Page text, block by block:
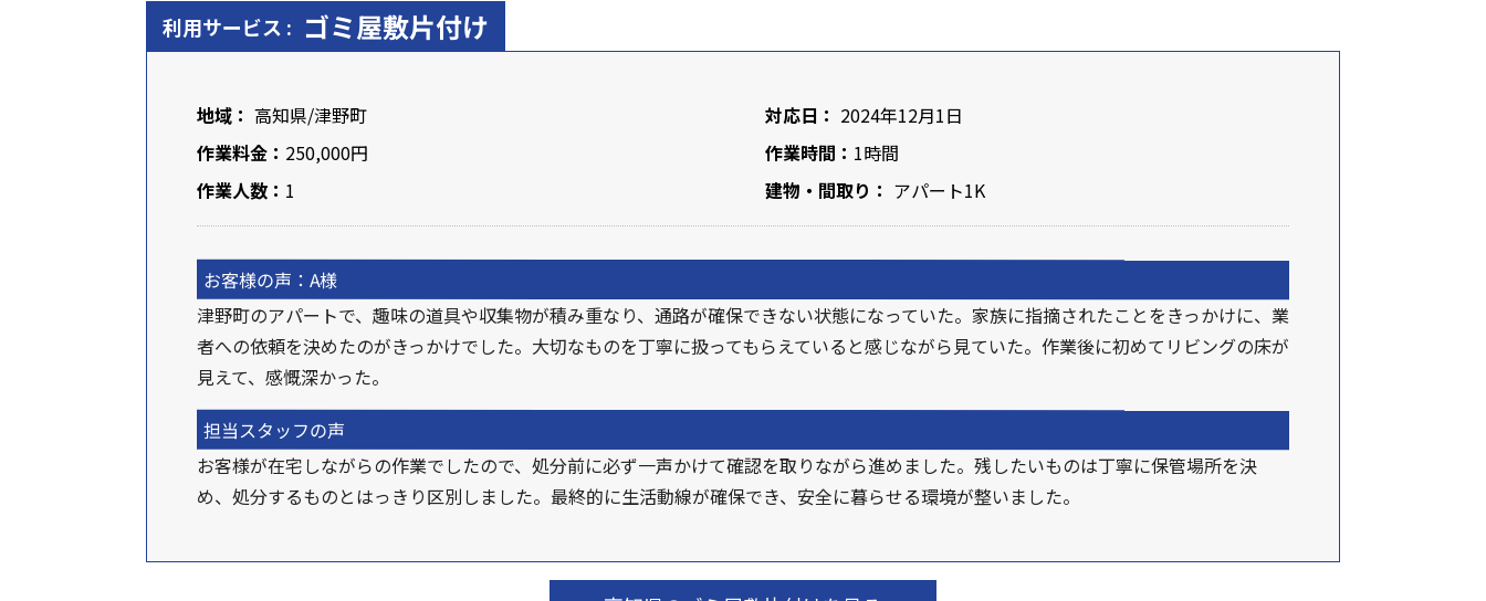
利用サービス : ゴミ屋敷片付け
地域： 高知県/津野町
作業料金： 250,000円
作業人数： 1
対応日： 2024年12月1日
作業時間： 1時間
建物・間取り： アパート1K
お客様の声：A様
津野町のアパートで、趣味の道具や収集物が積み重なり、通路が確保できない状態になっていた。家族に指摘されたことをきっかけに、業
者への依頼を決めたのがきっかけでした。大切なものを丁寧に扱ってもらえていると感じながら見ていた。作業後に初めてリビングの床が
見えて、感慨深かった。
担当スタッフの声
お客様が在宅しながらの作業でしたので、処分前に必ず一声かけて確認を取りながら進めました。残したいものは丁寧に保管場所を決
め、処分するものとはっきり区別しました。最終的に生活動線が確保でき、安全に暮らせる環境が整いました。